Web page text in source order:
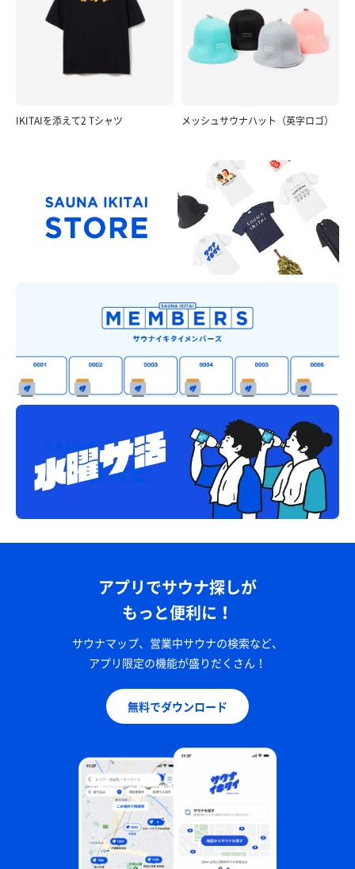
IKITAIを添えて2 Tシャツ メッシュサウナハット（英字ロゴ）
アプリでサウナ探しが
もっと便利に！
サウナマップ、営業中サウナの検索など、
アプリ限定の機能が盛りだくさん！
無料でダウンロード